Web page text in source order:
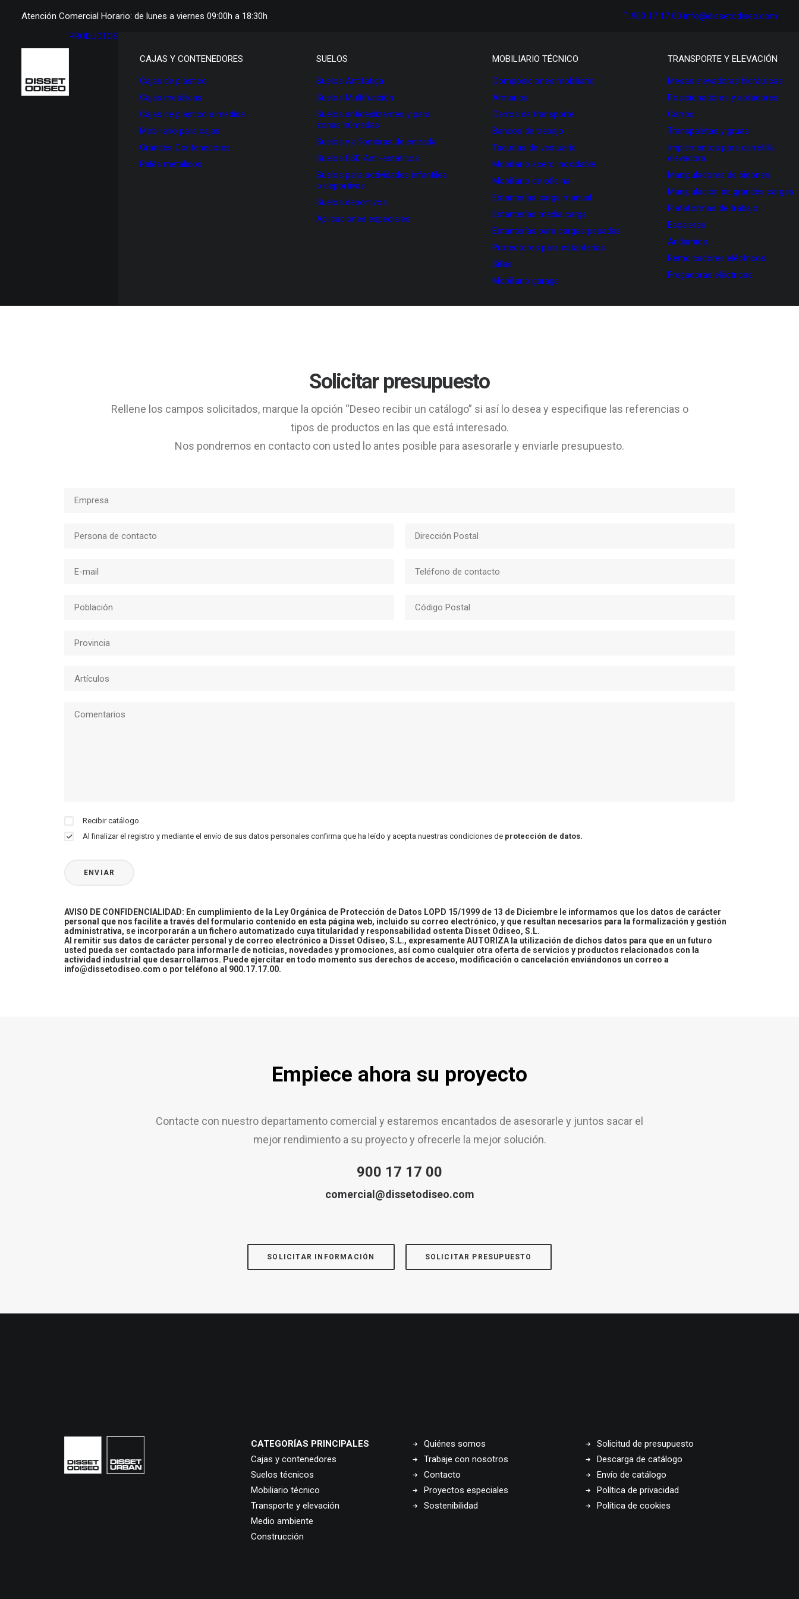
Atención Comercial Horario: de lunes a viernes 09:00h a 18:30h T. 900 17 17 00 info@dissetodiseo.com
PRODUCTOS
CAJAS Y CONTENEDORES
Cajas de plástico
Cajas metálicas
Cajas de plástico a medida
Mobiliario para cajas
Grandes Contenedores
Palés metálicos
SUELOS
Suelos Antifatiga
Suelos Multifunción
Suelos antideslizantes y para
zonas húmedas
Suelos y alfombras de entrada
Suelos ESD Anti-estáticos
Suelos para actividades infantiles
o deportivas
Suelos deportivos
Aplicaciones especiales
MOBILIARIO TÉCNICO
Composiciones mobiliario
Armarios
Carros de transporte
Bancos de trabajo
Taquillas de vestuario
Mobiliario acero inoxidable
Mobiliario de oficina
Estanterías carga manual
Estanterías media carga
Estanterías para cargas pesadas
Protectores para estanterías
Sillas
Mobiliario garage
TRANSPORTE Y ELEVACIÓN
Mesas elevadoras hidráulicas
Posicionadores y apiladores
Carros
Transpaletas y grúas
Implementos para carretilla
elevadora
Manipuladores de bidones
Manipulación de grandes cargas
Plataformas de trabajo
Escaleras
Andamios
Remolcadores eléctricos
Fregadoras eléctricas
Solicitar presupuesto
Rellene los campos solicitados, marque la opción “Deseo recibir un catálogo” si así lo desea y especifique las referencias o
tipos de productos en las que está interesado.
Nos pondremos en contacto con usted lo antes posible para asesorarle y enviarle presupuesto.
Recibir catálogo
Al finalizar el registro y mediante el envío de sus datos personales confirma que ha leído y acepta nuestras condiciones de protección de datos.
AVISO DE CONFIDENCIALIDAD: En cumplimiento de la Ley Orgánica de Protección de Datos LOPD 15/1999 de 13 de Diciembre le informamos que los datos de carácter
personal que nos facilite a través del formulario contenido en esta página web, incluido su correo electrónico, y que resultan necesarios para la formalización y gestión
administrativa, se incorporarán a un fichero automatizado cuya titularidad y responsabilidad ostenta Disset Odiseo, S.L.
Al remitir sus datos de carácter personal y de correo electrónico a Disset Odiseo, S.L., expresamente AUTORIZA la utilización de dichos datos para que en un futuro
usted pueda ser contactado para informarle de noticias, novedades y promociones, así como cualquier otra oferta de servicios y productos relacionados con la
actividad industrial que desarrollamos. Puede ejercitar en todo momento sus derechos de acceso, modificación o cancelación enviándonos un correo a
info@dissetodiseo.com o por teléfono al 900.17.17.00.
Empiece ahora su proyecto
Contacte con nuestro departamento comercial y estaremos encantados de asesorarle y juntos sacar el
mejor rendimiento a su proyecto y ofrecerle la mejor solución.
900 17 17 00
comercial@dissetodiseo.com
SOLICITAR INFORMACIÓN SOLICITAR PRESUPUESTO
CATEGORÍAS PRINCIPALES
Cajas y contenedores
Suelos técnicos
Mobiliario técnico
Transporte y elevación
Medio ambiente
Construcción
Quiénes somos
Trabaje con nosotros
Contacto
Proyectos especiales
Sostenibilidad
Solicitud de presupuesto
Descarga de catálogo
Envío de catálogo
Política de privacidad
Política de cookies